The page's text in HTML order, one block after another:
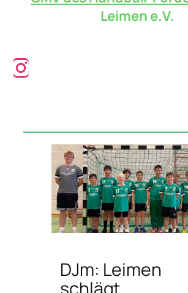
Leimen e.V.
Verbandsliga!
DJm: Leimen
schlägt